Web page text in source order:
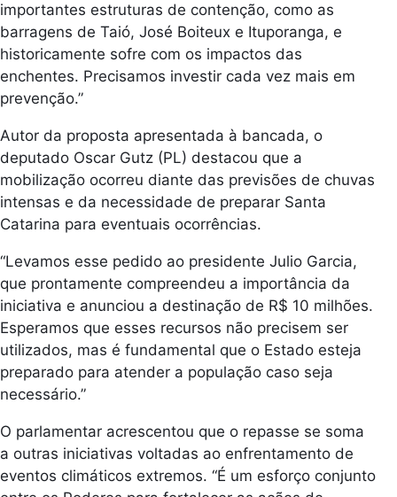
importantes estruturas de contenção, como as
barragens de Taió, José Boiteux e Ituporanga, e
historicamente sofre com os impactos das
enchentes. Precisamos investir cada vez mais em
prevenção.”
Autor da proposta apresentada à bancada, o
deputado Oscar Gutz (PL) destacou que a
mobilização ocorreu diante das previsões de chuvas
intensas e da necessidade de preparar Santa
Catarina para eventuais ocorrências.
“Levamos esse pedido ao presidente Julio Garcia,
que prontamente compreendeu a importância da
iniciativa e anunciou a destinação de R$ 10 milhões.
Esperamos que esses recursos não precisem ser
utilizados, mas é fundamental que o Estado esteja
preparado para atender a população caso seja
necessário.”
O parlamentar acrescentou que o repasse se soma
a outras iniciativas voltadas ao enfrentamento de
eventos climáticos extremos. “É um esforço conjunto